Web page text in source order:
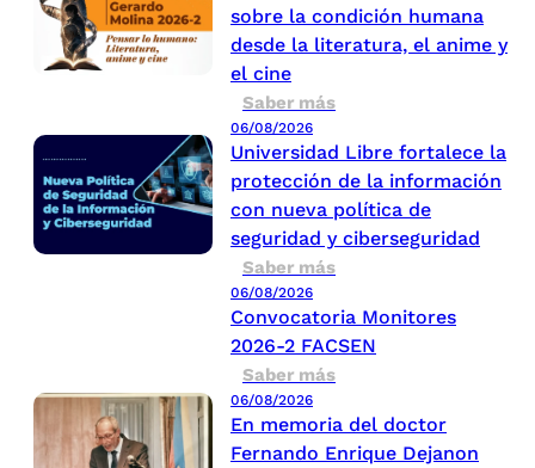
sobre la condición humana
desde la literatura, el anime y
el cine
Saber más
06/08/2026
Universidad Libre fortalece la
protección de la información
con nueva política de
seguridad y ciberseguridad
Saber más
06/08/2026
Convocatoria Monitores
2026-2 FACSEN
Saber más
06/08/2026
En memoria del doctor
Fernando Enrique Dejanon